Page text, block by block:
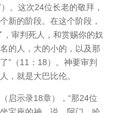
。这次24位长老的敬拜，
新的阶段。在这个阶段，
审判死人，和赏赐你的奴
的人，大的小的，以及那
”（11：18）。神要审判
，就是大巴比伦。
启示录18章），“那24位